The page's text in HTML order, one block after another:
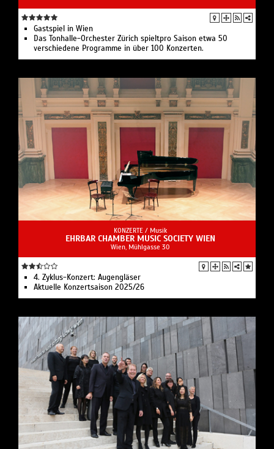
Gastspiel in Wien
Das Tonhalle-Orchester Zürich spieltpro Saison etwa 50
verschiedene Programme in über 100 Konzerten.
KONZERTE / Musik
EHRBAR CHAMBER MUSIC SOCIETY WIEN
Wien, Mühlgasse 30
4. Zyklus-Konzert: Augengläser
Aktuelle Konzertsaison 2025/26